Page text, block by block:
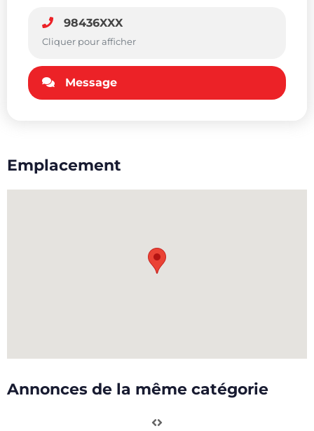
98436XXX
Cliquer pour afficher
Message
Emplacement
Annonces de la même catégorie